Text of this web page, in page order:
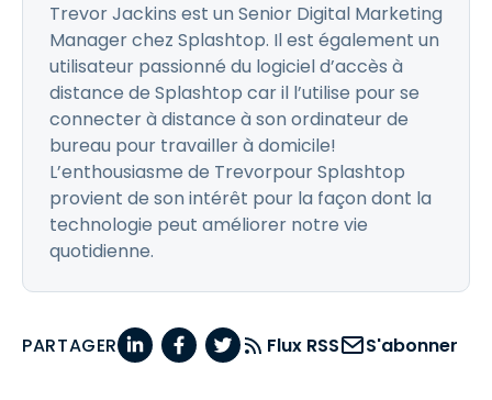
Trevor Jackins est un Senior Digital Marketing
Manager chez Splashtop. Il est également un
utilisateur passionné du logiciel d’accès à
distance de Splashtop car il l’utilise pour se
connecter à distance à son ordinateur de
bureau pour travailler à domicile!
L’enthousiasme de Trevorpour Splashtop
provient de son intérêt pour la façon dont la
technologie peut améliorer notre vie
quotidienne.
PARTAGER Flux RSS S'abonner